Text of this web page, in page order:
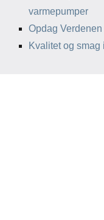
varmepumper
Opdag
Kvalitet og smag